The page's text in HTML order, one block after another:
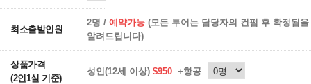
최소출발인원
2명 / 예약가능 (모든 투어는 담당자의 컨펌 후 확정됨을
알려드립니다)
상품가격
(2인1실 기준)
성인(12세 이상) $950 +항공